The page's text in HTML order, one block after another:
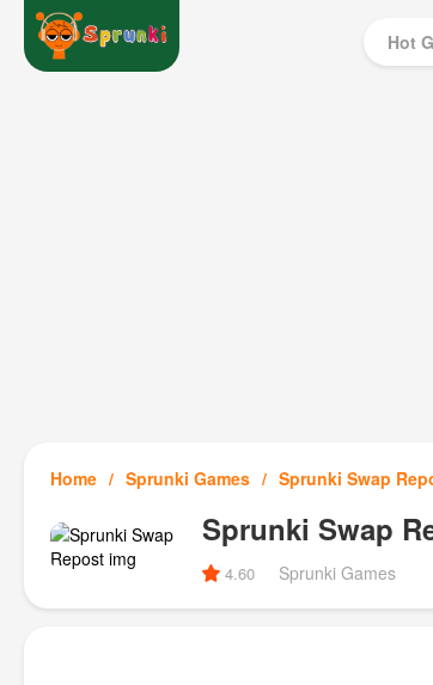
Hot
Home Sprunki Games Sprunki Swap
Sprunki Swap
4.60 Sprunki Games